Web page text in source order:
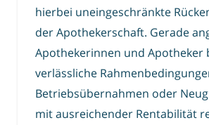
hierbei uneingeschränkte
der Apothekerschaft. Gerade
Apothekerinnen und Apotheker
verlässliche
Betriebsübernahmen oder
mit ausreichender Rentabilität